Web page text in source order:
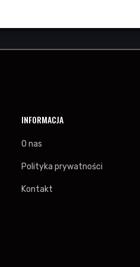
INFORMACJA
O nas
Polityka prywatności
Kontakt